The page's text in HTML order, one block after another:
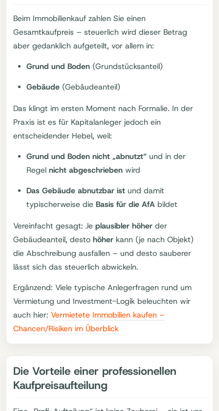
Beim Immobilienkauf zahlen Sie einen
Gesamtkaufpreis – steuerlich wird dieser Betrag
aber gedanklich aufgeteilt, vor allem in:
Grund und Boden (Grundstücksanteil)
Gebäude (Gebäudeanteil)
Das klingt im ersten Moment nach Formalie. In der
Praxis ist es für Kapitalanleger jedoch ein
entscheidender Hebel, weil:
Grund und Boden nicht „abnutzt“ und in der
Regel nicht abgeschrieben wird
Das Gebäude abnutzbar ist und damit
typischerweise die Basis für die AfA bildet
Vereinfacht gesagt: Je plausibler höher der
Gebäudeanteil, desto höher kann (je nach Objekt)
die Abschreibung ausfallen – und desto sauberer
lässt sich das steuerlich abwickeln.
Ergänzend: Viele typische Anlegerfragen rund um
Vermietung und Investment-Logik beleuchten wir
auch hier: Vermietete Immobilien kaufen –
Chancen/Risiken im Überblick
Die Vorteile einer professionellen
Kaufpreisaufteilung